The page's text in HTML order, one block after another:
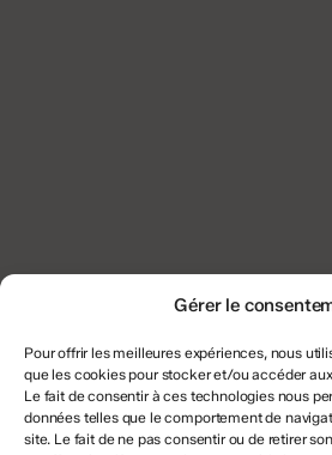
Gérer le
Pour offrir les meilleures expériences, nous
que les cookies pour stocker et/ou accéder
Le fait de consentir à ces technologies nous
données telles que le comportement de
site. Le fait de ne pas consentir ou de retirer